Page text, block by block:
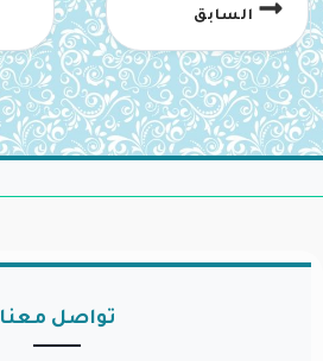
السابق
تواصل معنا